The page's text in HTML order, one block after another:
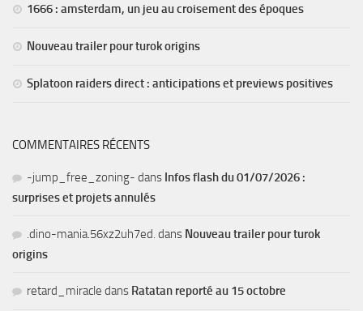
1666 : amsterdam, un jeu au croisement des époques
Nouveau trailer pour turok origins
Splatoon raiders direct : anticipations et previews positives
COMMENTAIRES RÉCENTS
-jump_free_zoning- dans Infos flash du 01/07/2026 :
surprises et projets annulés
.dino-mania.56xz2uh7ed. dans Nouveau trailer pour turok
origins
retard_miracle dans Ratatan reporté au 15 octobre